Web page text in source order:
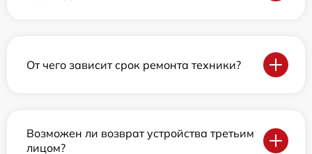
От чего зависит срок ремонта техники?
Возможен ли возврат устройства третьим
лицом?